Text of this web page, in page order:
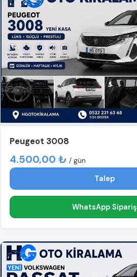
Peugeot 3008
4.500,00 ₺ / gün
Talep
WhatsApp Sipariş